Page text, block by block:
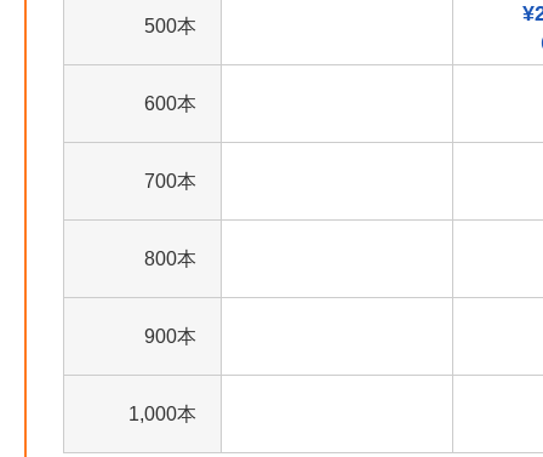
500本
600本
700本
800本
900本
1,000本